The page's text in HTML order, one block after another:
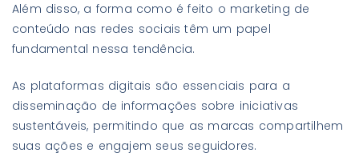
Além disso, a forma como é feito o marketing de
conteúdo nas redes sociais têm um papel
fundamental nessa tendência.
As plataformas digitais são essenciais para a
disseminação de informações sobre iniciativas
sustentáveis, permitindo que as marcas compartilhem
suas ações e engajem seus seguidores.